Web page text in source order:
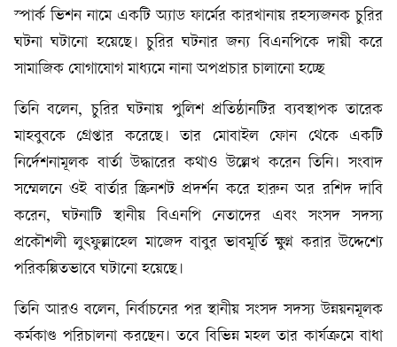
স্পার্ক ভিশন নামে একটি অ্যাড ফার্মের কারখানায় রহস্যজনক চুরির
ঘটনা ঘটানো হয়েছে। চুরির ঘটনার জন্য বিএনপিকে দায়ী করে
সামাজিক যোগাযোগ মাধ্যমে নানা অপপ্রচার চালানো হচ্ছে
তিনি বলেন, চুরির ঘটনায় পুলিশ প্রতিষ্ঠানটির ব্যবস্থাপক তারেক
মাহবুবকে গ্রেপ্তার করেছে। তার মোবাইল ফোন থেকে একটি
নির্দেশনামূলক বার্তা উদ্ধারের কথাও উল্লেখ করেন তিনি। সংবাদ
সম্মেলনে ওই বার্তার স্ক্রিনশট প্রদর্শন করে হারুন অর রশিদ দাবি
করেন, ঘটনাটি স্থানীয় বিএনপি নেতাদের এবং সংসদ সদস্য
প্রকৌশলী লুৎফুল্লাহেল মাজেদ বাবুর ভাবমূর্তি ক্ষুণ্ন করার উদ্দেশ্যে
পরিকল্পিতভাবে ঘটানো হয়েছে।
তিনি আরও বলেন, নির্বাচনের পর স্থানীয় সংসদ সদস্য উন্নয়নমূলক
কর্মকাণ্ড পরিচালনা করছেন। তবে বিভিন্ন মহল তার কার্যক্রমে বাধা